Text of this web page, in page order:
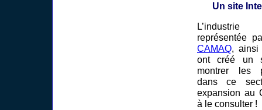
Un site
L’industrie
représentée
CAMAQ, ainsi
ont créé un
montrer les
dans ce
expansion au
à le consulter !